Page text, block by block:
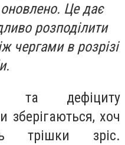
Це дає
розподілити
чергами в розрізі
та дефіциту
зберігаються, хоч
трішки зріс.